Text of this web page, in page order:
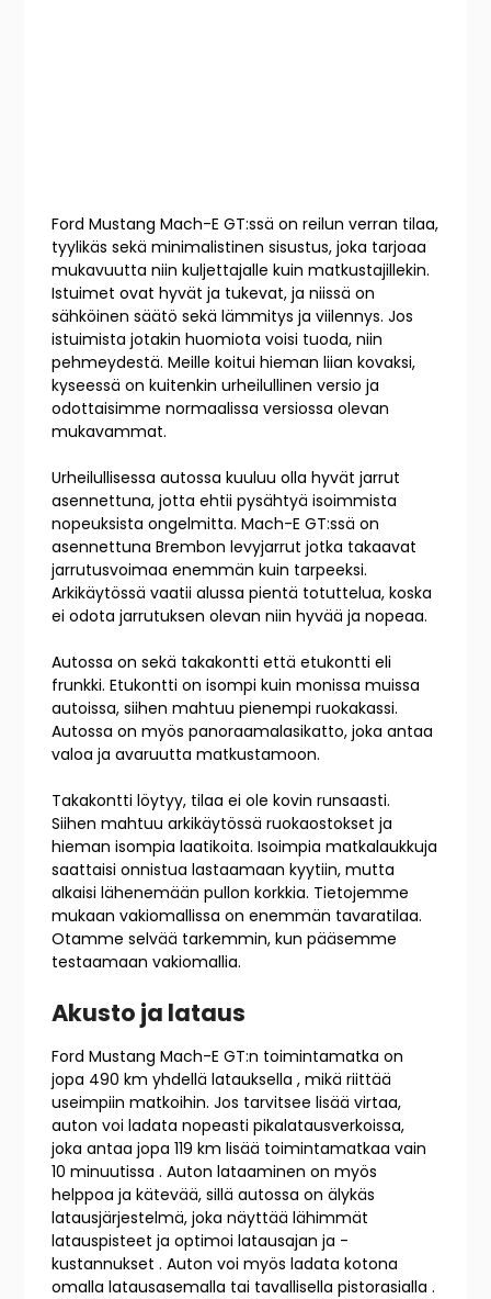
Ford Mustang Mach-E GT:ssä on reilun verran tilaa,
tyylikäs sekä minimalistinen sisustus, joka tarjoaa
mukavuutta niin kuljettajalle kuin matkustajillekin.
Istuimet ovat hyvät ja tukevat, ja niissä on
sähköinen säätö sekä lämmitys ja viilennys. Jos
istuimista jotakin huomiota voisi tuoda, niin
pehmeydestä. Meille koitui hieman liian kovaksi,
kyseessä on kuitenkin urheilullinen versio ja
odottaisimme normaalissa versiossa olevan
mukavammat.
Urheilullisessa autossa kuuluu olla hyvät jarrut
asennettuna, jotta ehtii pysähtyä isoimmista
nopeuksista ongelmitta. Mach-E GT:ssä on
asennettuna Brembon levyjarrut jotka takaavat
jarrutusvoimaa enemmän kuin tarpeeksi.
Arkikäytössä vaatii alussa pientä totuttelua, koska
ei odota jarrutuksen olevan niin hyvää ja nopeaa.
Autossa on sekä takakontti että etukontti eli
frunkki. Etukontti on isompi kuin monissa muissa
autoissa, siihen mahtuu pienempi ruokakassi.
Autossa on myös panoraamalasikatto, joka antaa
valoa ja avaruutta matkustamoon.
Takakontti löytyy, tilaa ei ole kovin runsaasti.
Siihen mahtuu arkikäytössä ruokaostokset ja
hieman isompia laatikoita. Isoimpia matkalaukkuja
saattaisi onnistua lastaamaan kyytiin, mutta
alkaisi lähenemään pullon korkkia. Tietojemme
mukaan vakiomallissa on enemmän tavaratilaa.
Otamme selvää tarkemmin, kun pääsemme
testaamaan vakiomallia.
Akusto ja lataus
Ford Mustang Mach-E GT:n toimintamatka on
jopa 490 km yhdellä latauksella , mikä riittää
useimpiin matkoihin. Jos tarvitsee lisää virtaa,
auton voi ladata nopeasti pikalatausverkoissa,
joka antaa jopa 119 km lisää toimintamatkaa vain
10 minuutissa . Auton lataaminen on myös
helppoa ja kätevää, sillä autossa on älykäs
latausjärjestelmä, joka näyttää lähimmät
latauspisteet ja optimoi latausajan ja -
kustannukset . Auton voi myös ladata kotona
omalla latausasemalla tai tavallisella pistorasialla .